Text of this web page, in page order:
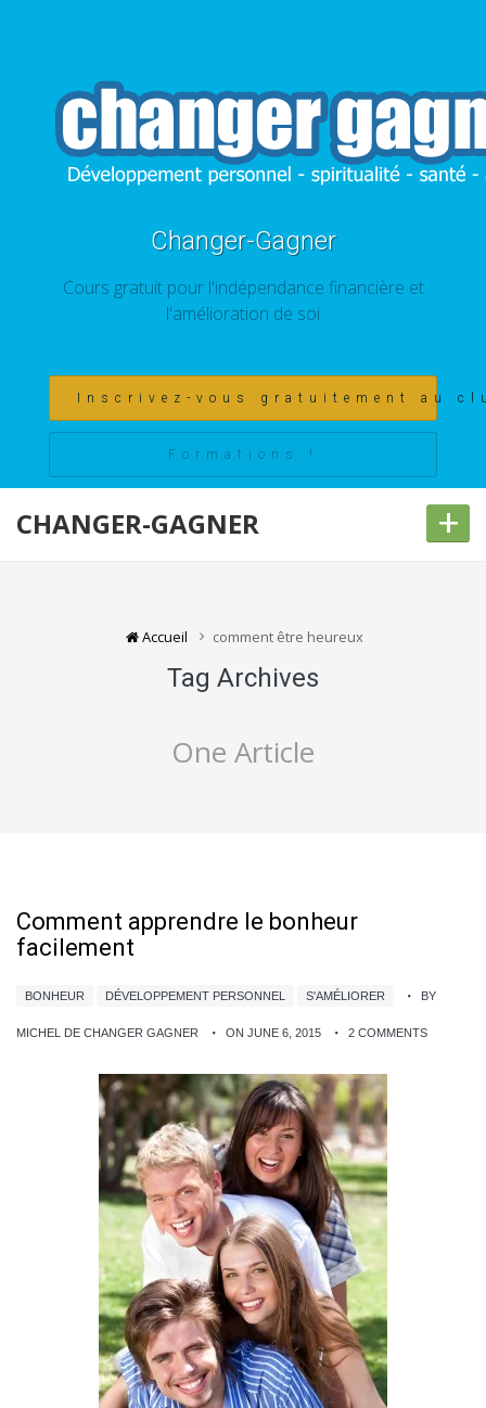
Changer-Gagner
Cours gratuit pour l'indépendance financière et
l'amélioration de soi
Inscrivez-vous gratuitement au
Formations !
CHANGER-GAGNER +
Accueil comment être heureux
Tag Archives
One Article
Comment apprendre le bonheur
facilement
BONHEUR DÉVELOPPEMENT PERSONNEL S'AMÉLIORER BY
MICHEL DE CHANGER GAGNER ON JUNE 6, 2015 2 COMMENTS